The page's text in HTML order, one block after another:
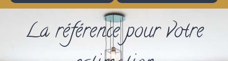
La référence pour votre